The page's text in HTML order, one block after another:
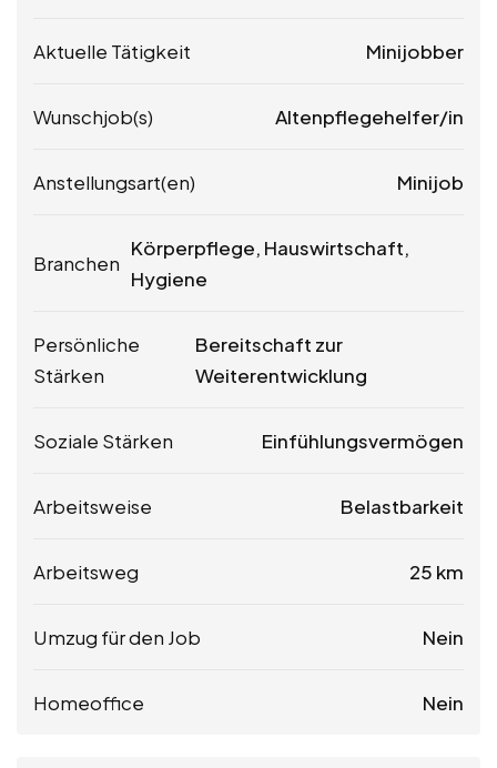
Aktuelle Tätigkeit Minijobber
Wunschjob(s) Altenpflegehelfer/in
Anstellungsart(en) Minijob
Branchen
Körperpflege, Hauswirtschaft,
Hygiene
Persönliche
Stärken
Bereitschaft zur
Weiterentwicklung
Soziale Stärken Einfühlungsvermögen
Arbeitsweise Belastbarkeit
Arbeitsweg 25 km
Umzug für den Job Nein
Homeoffice Nein